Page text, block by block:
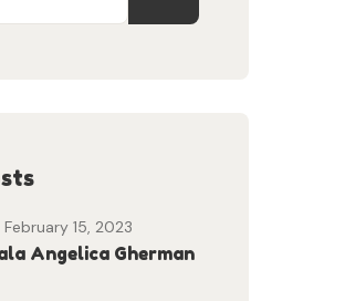
Angelica Gherman
February 15, 2023